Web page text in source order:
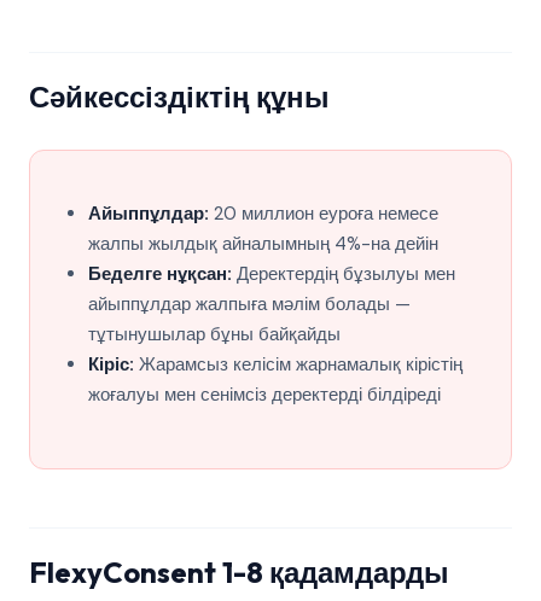
Сәйкессіздіктің құны
Айыппұлдар: 20 миллион еуроға немесе
жалпы жылдық айналымның 4%-на дейін
Беделге нұқсан: Деректердің бұзылуы мен
айыппұлдар жалпыға мәлім болады —
тұтынушылар бұны байқайды
Кіріс: Жарамсыз келісім жарнамалық кірістің
жоғалуы мен сенімсіз деректерді білдіреді
FlexyConsent 1-8 қадамдарды